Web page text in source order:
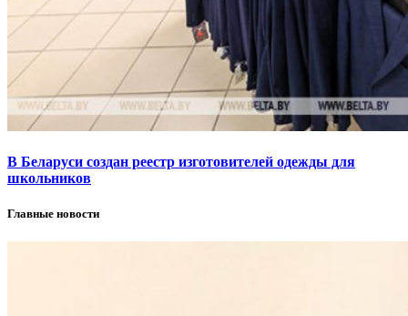
В Беларуси создан реестр изготовителей одежды для
школьников
Главные новости